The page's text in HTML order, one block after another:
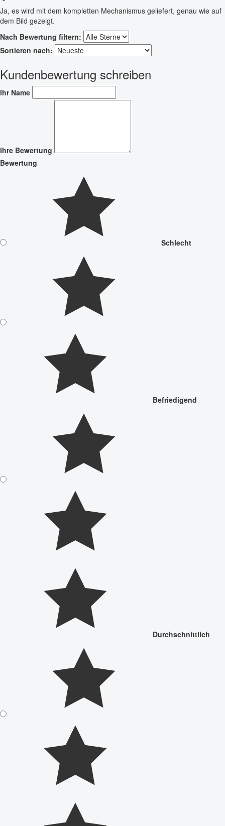
Ja, es wird mit dem kompletten Mechanismus geliefert, genau wie auf
dem Bild gezeigt.
Nach Bewertung filtern:
Sortieren nach:
Kundenbewertung schreiben
Ihr Name
Ihre Bewertung
Bewertung
Schlecht
Befriedigend
Durchschnittlich